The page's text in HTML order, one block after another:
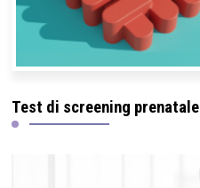
Test di screening prenatale